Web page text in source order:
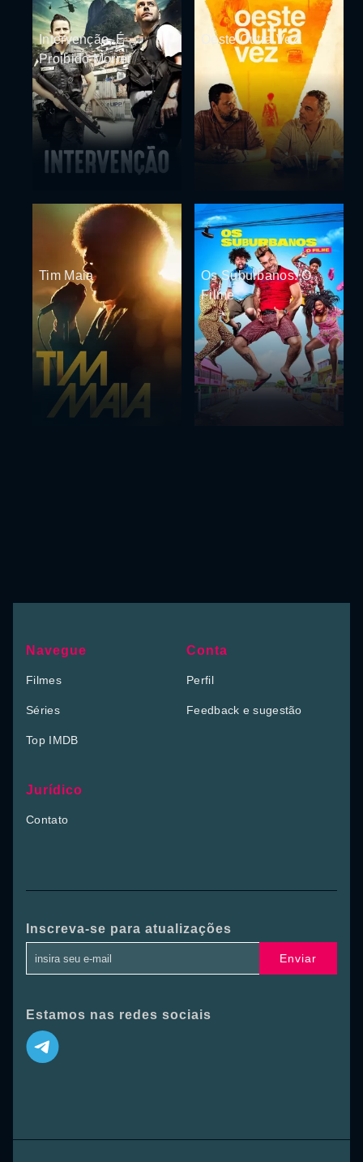
Intervenção, É
Proibido Morrer
Oeste Outra Vez
Tim Maia
Os Suburbanos: O
Filme
Navegue
Filmes
Séries
Top IMDB
Conta
Perfil
Feedback e sugestão
Jurídico
Contato
Inscreva-se para atualizações
Enviar
Estamos nas redes sociais